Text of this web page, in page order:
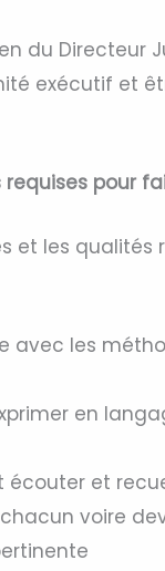
du Directeur
exécutif et
pour
les qualités
avec les
en
et
voire